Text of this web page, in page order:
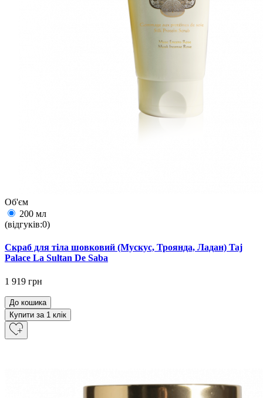
Об'єм
200 мл
(відгуків:0)
Скраб для тіла шовковий (Мускус, Троянда, Ладан) Taj
Palace La Sultan De Saba
1 919 грн
До кошика
Купити за 1 клiк